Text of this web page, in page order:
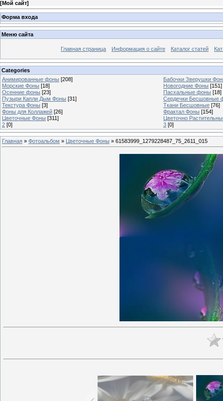
[Мой сайт]
Форма входа
Меню сайта
Главная страница Информация о сайте Каталог статей
Categories
Анимированные фоны [208]
Бабочки Зверушки
Морские Фоны [18] Новогодние Фоны [151]
Осенние фоны [23] Пасхальные фоны [18]
Пузыри Капли Дым Фоны [31]
Сердечки Бесшовные
Текстура Фоны [3] Ткани Бесшовные [76]
Фоны для Коллажей [26] Фрактал Фоны [154]
Цветочные Фоны [311]
Цветочно
2 [0] 3 [0]
Главная » Фотоальбом » Цветочные Фоны » 61583999_1279228487_75_2611_015